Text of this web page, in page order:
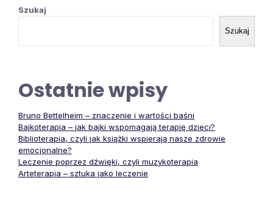
Szukaj
Szukaj
Ostatnie wpisy
Bruno Bettelheim – znaczenie i wartości baśni
Bajkoterapia – jak bajki wspomagają terapię dzieci?
Biblioterapia, czyli jak książki wspierają nasze zdrowie
emocjonalne?
Leczenie poprzez dźwięki, czyli muzykoterapia
Arteterapia – sztuka jako leczenie